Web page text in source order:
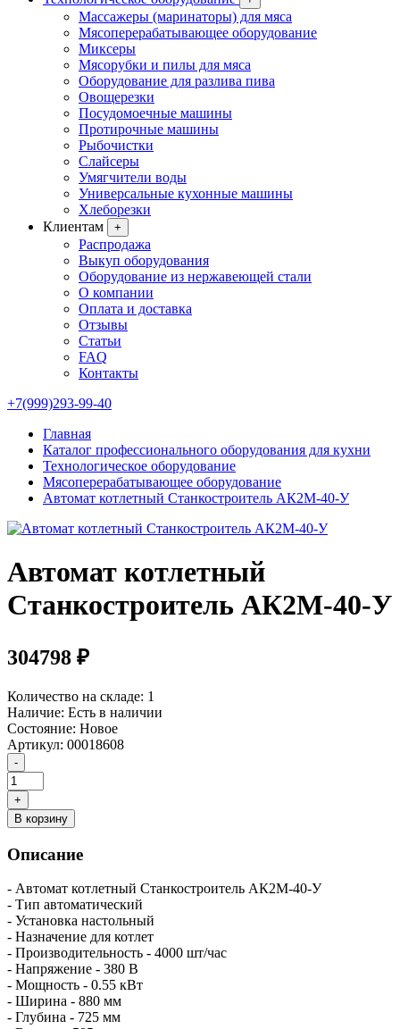
Массажеры (маринаторы) для мяса
Мясоперерабатывающее оборудование
Миксеры
Мясорубки и пилы для мяса
Оборудование для разлива пива
Овощерезки
Посудомоечные машины
Протирочные машины
Рыбочистки
Слайсеры
Умягчители воды
Универсальные кухонные машины
Хлеборезки
Клиентам
+
Распродажа
Выкуп оборудования
Оборудование из нержавеющей стали
О компании
Оплата и доставка
Отзывы
Статьи
FAQ
Контакты
+7(999)293-99-40
Главная
Каталог профессионального оборудования для кухни
Технологическое оборудование
Мясоперерабатывающее оборудование
Автомат котлетный Станкостроитель АК2М-40-У
Автомат котлетный
Станкостроитель АК2М-40-У
304798 ₽
Количество на складе: 1
Наличие: Есть в наличии
Состояние: Новое
Артикул: 00018608
В корзину
Описание
- Автомат котлетный Станкостроитель АК2М-40-У
- Тип автоматический
- Установка настольный
- Назначение для котлет
- Производительность - 4000 шт/час
- Напряжение - 380 В
- Мощность - 0.55 кВт
- Ширина - 880 мм
- Глубина - 725 мм